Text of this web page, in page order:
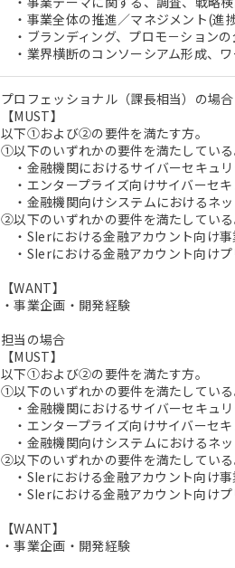
・事業全体の推進／マネジメント(進
・ブランディング、プロモ－ション
・業界横断のコンソーシアム形成、
プロフェッショナル（課長相当）の場合
【MUST】
以下①および②の要件を満たす方。
①以下のいずれかの要件を満たしている
・金融機関におけるサイバーセキュ
・エンタープライズ向けサイバーセ
・金融機関向けシステムにおけるネ
②以下のいずれかの要件を満たしている
・SIerにおける金融アカウント向け
・SIerにおける金融アカウント向けプ
【WANT】
・事業企画・開発経験
担当の場合
【MUST】
以下①および②の要件を満たす方。
①以下のいずれかの要件を満たしている
・金融機関におけるサイバーセキュ
・エンタープライズ向けサイバーセ
・金融機関向けシステムにおけるネ
②以下のいずれかの要件を満たしている
・SIerにおける金融アカウント向け
・SIerにおける金融アカウント向けプ
【WANT】
・事業企画・開発経験